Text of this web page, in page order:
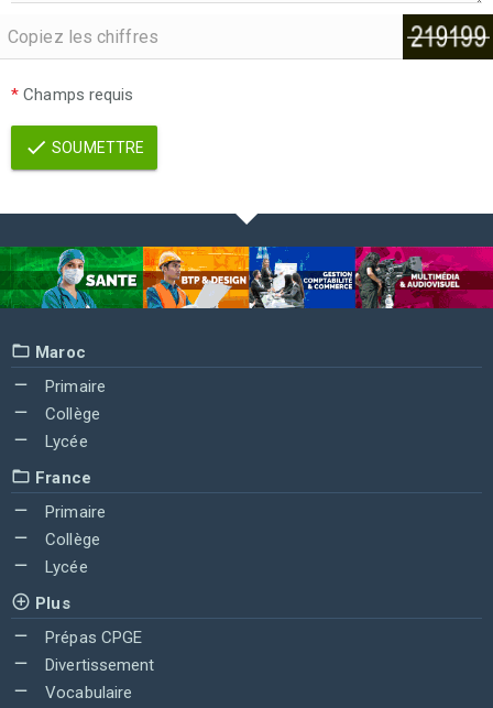
* Champs requis
SOUMETTRE
Maroc
Primaire
Collège
Lycée
France
Primaire
Collège
Lycée
Plus
Prépas CPGE
Divertissement
Vocabulaire